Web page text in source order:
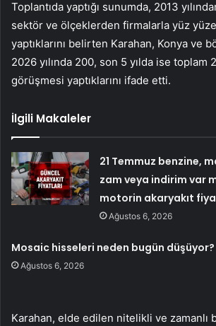
Toplantıda yaptığı sunumda, 2013
sektör ve ölçeklerden firmalarla yüz
yaptıklarını belirten Karahan, Konya ve
2026 yılında 200, son 5 yılda ise toplam
görüşmesi yaptıklarını ifade etti.
İlgili Makaleler
21 Temmuz benzine,
zam veya indirim var
motorin akaryakıt
Ağustos 6, 2026
Mosaic hisseleri neden bugün düşüyor?
Ağustos 6, 2026
Karahan, elde edilen nitelikli ve zamanlı